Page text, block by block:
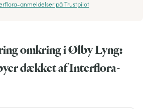
anmeldelser på Trustpilot
omkring i Ølby Lyng:
dækket af Interflora-